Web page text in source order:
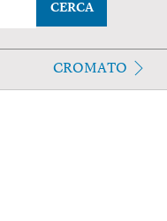
CERCA
CROMATO